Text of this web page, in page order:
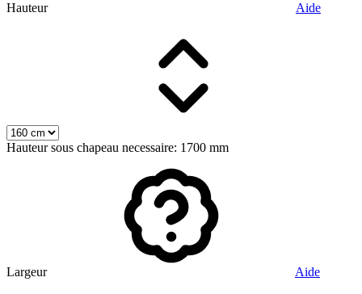
Hauteur Aide
Hauteur sous chapeau necessaire: 1700 mm
Largeur Aide